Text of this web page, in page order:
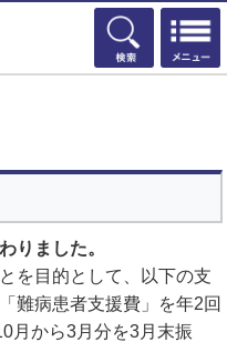
検索
りました。
を目的として、以下の支
難病患者支援費」を年2回
月から3月分を3月末振